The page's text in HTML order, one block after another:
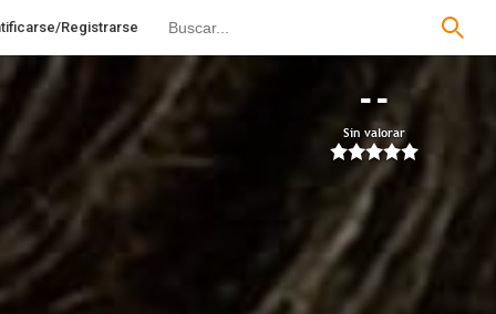
Registrarse
--
Sin valorar